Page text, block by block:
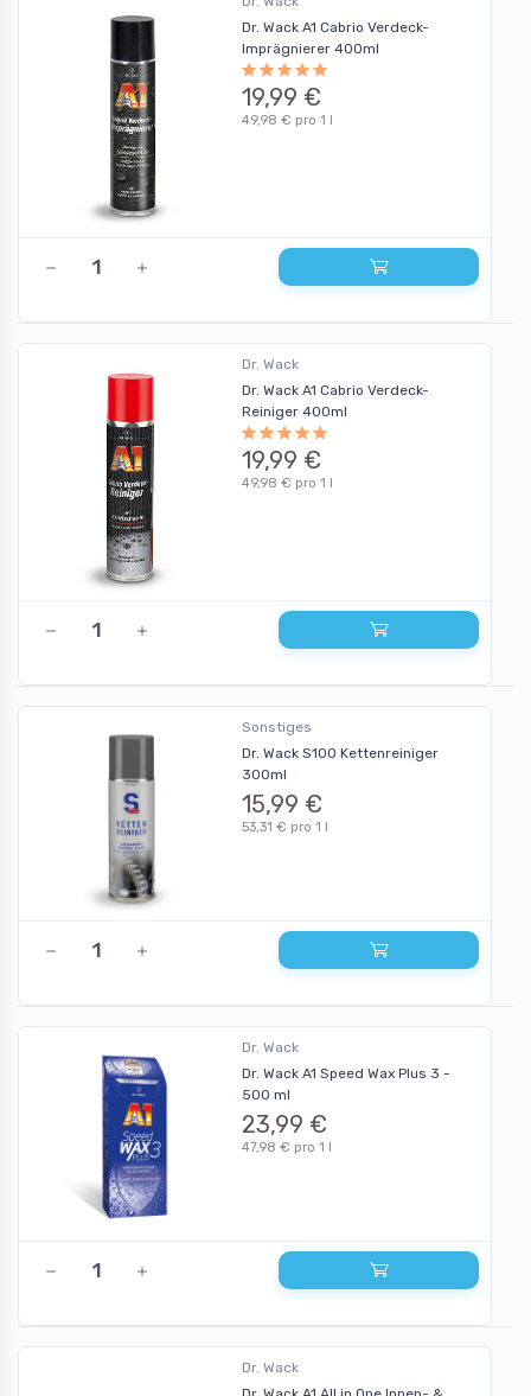
Dr. Wack A1 Cabrio Verdeck-
Imprägnierer 400ml
19,99 €
49,98 € pro 1 l
Dr. Wack
Dr. Wack A1 Cabrio Verdeck-
Reiniger 400ml
19,99 €
49,98 € pro 1 l
Sonstiges
Dr. Wack S100 Kettenreiniger
300ml
15,99 €
53,31 € pro 1 l
Dr. Wack
Dr. Wack A1 Speed Wax Plus 3 -
500 ml
23,99 €
47,98 € pro 1 l
Dr. Wack